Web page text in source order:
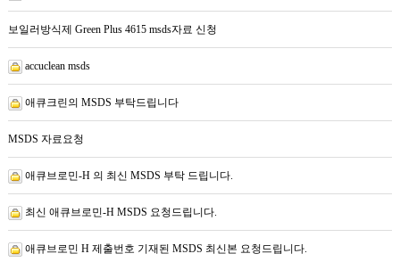
보일러방식제 Green Plus 4615 msds자료 신청
accuclean msds
애큐크린의 MSDS 부탁드립니다
MSDS 자료요청
애큐브로민-H 의 최신 MSDS 부탁 드립니다.
최신 애큐브로민-H MSDS 요청드립니다.
애큐브로민 H 제출번호 기재된 MSDS 최신본 요청드립니다.